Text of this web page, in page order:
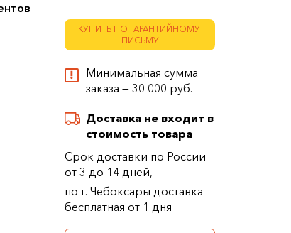
КУПИТЬ ПО ГАРАНТИЙНОМУ
ПИСЬМУ
Минимальная сумма
заказа — 30 000 руб.
Доставка не входит в
стоимость товара
Срок доставки по России
от 3 до 14 дней,
по г. Чебоксары доставка
бесплатная от 1 дня